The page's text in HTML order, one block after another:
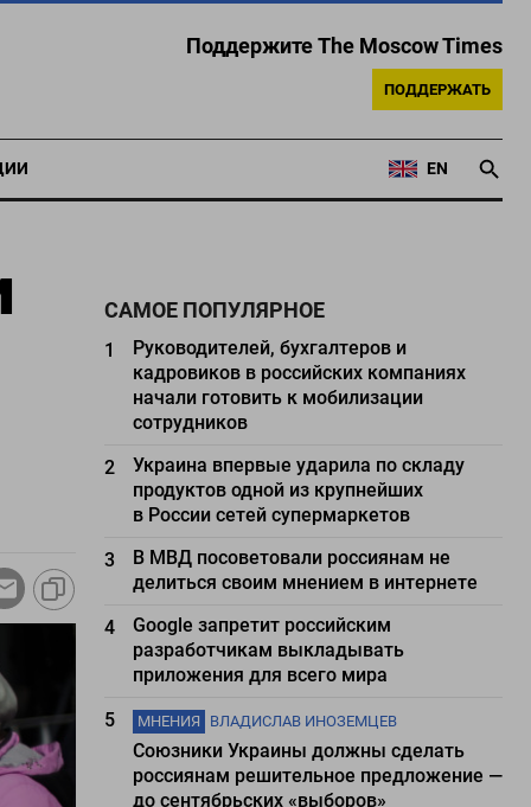
Поддержите The Moscow Times
ПОДДЕРЖАТЬ
EN
САМОЕ ПОПУЛЯРНОЕ
1
Руководителей, бухгалтеров и
кадровиков в российских компаниях
начали готовить к мобилизации
сотрудников
2
Украина впервые ударила по складу
продуктов одной из крупнейших
в России сетей супермаркетов
3
В МВД посоветовали россиянам не
делиться своим мнением в интернете
4
Google запретит российским
разработчикам выкладывать
приложения для всего мира
5
МНЕНИЯ ВЛАДИСЛАВ ИНОЗЕМЦЕВ
Союзники Украины должны сделать
россиянам решительное предложение —
до сентябрьских «выборов»